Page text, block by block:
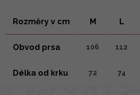
Rozměry v cm M L
Obvod prsa 106 112
Délka od krku 72 74